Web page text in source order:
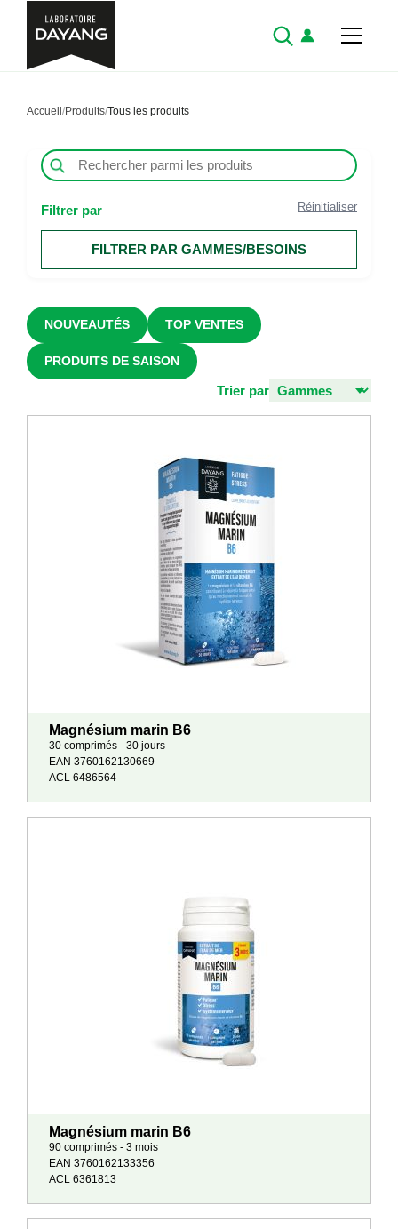
Accueil /Produits/Tous les produits
Filtrer par Réinitialiser
FILTRER PAR GAMMES/BESOINS
NOUVEAUTÉS TOP VENTES
PRODUITS DE SAISON
Trier par
Magnésium marin B6
30 comprimés - 30 jours
EAN 3760162130669
ACL 6486564
Magnésium marin B6
90 comprimés - 3 mois
EAN 3760162133356
ACL 6361813